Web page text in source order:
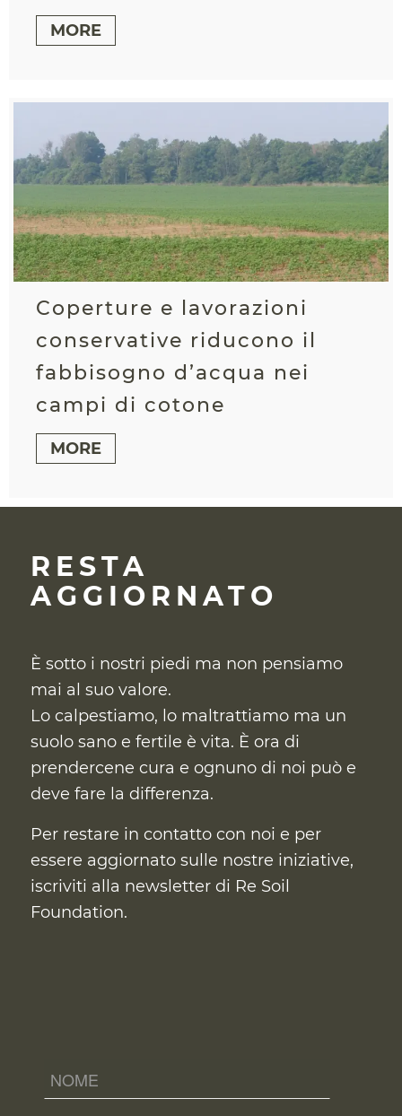
MORE
Coperture e lavorazioni
conservative riducono il
fabbisogno d’acqua nei
campi di cotone
MORE
RESTA
AGGIORNATO
È sotto i nostri piedi ma non pensiamo
mai al suo valore.
Lo calpestiamo, lo maltrattiamo ma un
suolo sano e fertile è vita. È ora di
prendercene cura e ognuno di noi può e
deve fare la differenza.
Per restare in contatto con noi e per
essere aggiornato sulle nostre iniziative,
iscriviti alla newsletter di Re Soil
Foundation.